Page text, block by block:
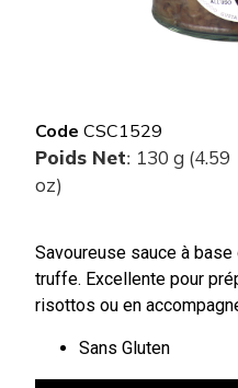
Code CSC1529
Poids Net: 130 g (4.59
oz)
Savoureuse sauce à
truffe. Excellente pour
risottos ou en
Sans Gluten